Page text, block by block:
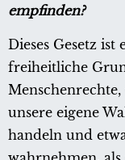
empfinden?
Dieses Gesetz ist
freiheitliche
unsere eigene
handeln und